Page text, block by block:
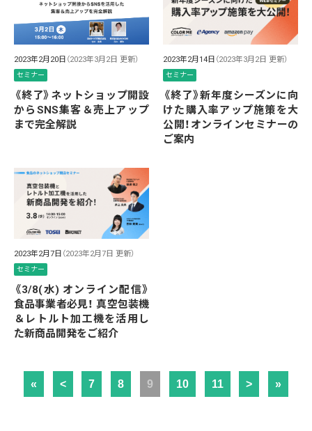
2023年2月20日 （2023年3月2日 更新）
セミナー
《終了》ネットショップ開設
からSNS集客＆売上アップ
まで完全解説
2023年2月14日 （2023年3月2日 更新）
セミナー
《終了》新年度シーズンに向
けた購入率アップ施策を大
公開！オンラインセミナーの
ご案内
2023年2月7日 （2023年2月7日 更新）
セミナー
《3/8(水) オンライン配信》
食品事業者必見！ 真空包装機
＆レトルト加工機を活用し
た新商品開発をご紹介
« < 7 8 9 10 11 > »